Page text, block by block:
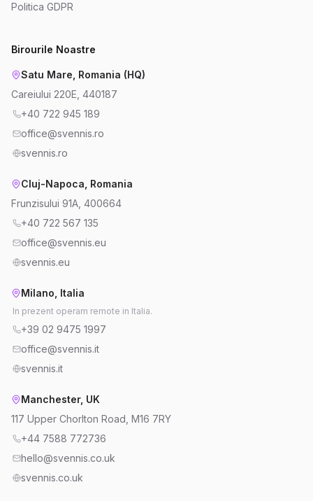
Politica GDPR
Birourile Noastre
Satu Mare, Romania (HQ)
Careiului 220E, 440187
+40 722 945 189
office@svennis.ro
svennis.ro
Cluj-Napoca, Romania
Frunzisului 91A, 400664
+40 722 567 135
office@svennis.eu
svennis.eu
Milano, Italia
In prezent operam remote in Italia.
+39 02 9475 1997
office@svennis.it
svennis.it
Manchester, UK
117 Upper Chorlton Road, M16 7RY
+44 7588 772736
hello@svennis.co.uk
svennis.co.uk